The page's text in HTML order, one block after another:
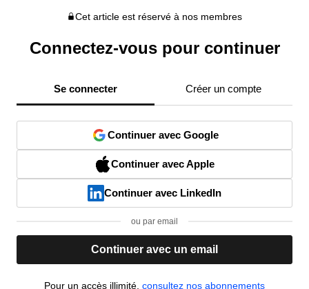
Cet article est réservé à nos membres
Connectez-vous pour continuer
Se connecter Créer un compte
Continuer avec Google
Continuer avec Apple
Continuer avec LinkedIn
ou par email
Continuer avec un email
Pour un accès illimité, consultez nos abonnements